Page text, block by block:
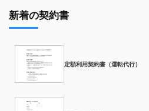
新着の契約書
定額利用契約書（運転代行）